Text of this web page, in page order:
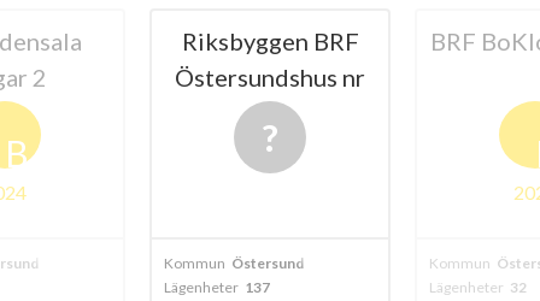
BRF
nr
BRF BoKlok Stallet
B
Kommun Östersund
Lägenheter 32
HSB
Kommun
Lägenheter 67